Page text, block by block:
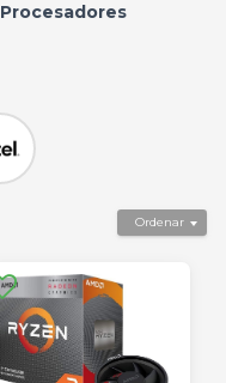
Procesadores
Ordenar